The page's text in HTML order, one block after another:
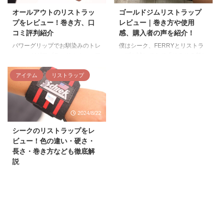
おすすめ4選の記事も参考にどう
ぞ。 SBDリストラップとは SBD
リストラップとは世界的に有名な
パワーリフティングブランドSBD
社が販売している本格的リストラ
の通り。 パワーリフティングの
競技選手やプロ ...
ストラップについて紹介します。
FERRYのリストラップとは？
FERRYのリストラップのリアル
な口コミ・評判 FERRYのリスト
ラップを使ってみた感想 FERRY
オールアウトのリストラッ
プをレビュー！巻き方、口
コミ評判紹介
パワーグリップでお馴染みのトレ
ウト。 今回はこのようにお考え
の方向けに、実際にオールアウト
のリストラップを試した筆者が使
用感や他社比較、口コミ評判など
を解説していきます。 価格帯が
近いゴールドジム・シークのリス
ぜひ最後までご覧ください。 オ
ールアウトのリストラップの使用
感をレビュー オールアウトの使
用感をレビューします。 ゴール
ゴールドジムリストラップ
レビュー｜巻き方や使用
感、購入者の声を紹介！
僕はシーク、FERRYとリストラ
アイテム リストラップ
2024/8/22
シークのリストラップをレ
ビュー！色の違い・硬さ・
長さ・巻き方なども徹底解
説